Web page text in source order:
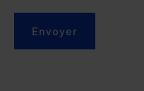
Envoyer